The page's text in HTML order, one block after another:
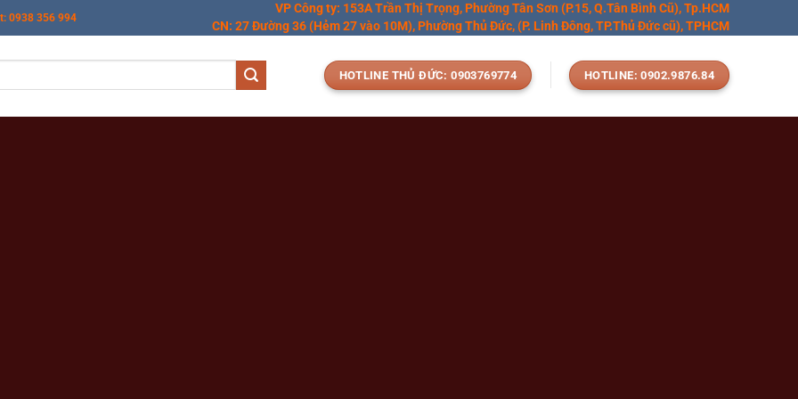
0938 356 994
VP Công ty: 153A Trần Thị Trọng, Phường Tân Sơn (P.15, Q.Tân Bình Cũ), Tp.HCM
CN: 27 Đường 36 (Hẻm 27 vào 10M), Phường Thủ Đức, (P. Linh Đông, TP.Thủ Đức cũ), TPHCM
HOTLINE THỦ ĐỨC: 0903769774 HOTLINE: 0902.9876.84